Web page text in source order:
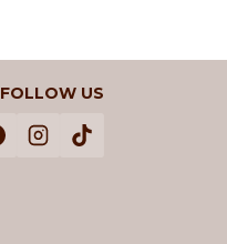
FOLLOW US